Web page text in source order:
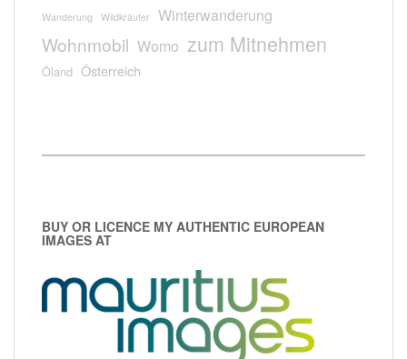
Wanderung Wildkräuter Winterwanderung
Wohnmobil Womo zum Mitnehmen
Öland Österreich
BUY OR LICENCE MY AUTHENTIC EUROPEAN
IMAGES AT